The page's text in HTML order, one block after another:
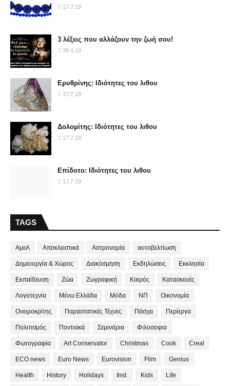
17.7.19
3 λέξεις που αλλάζουν την ζωή σου!
30.4.19
Ερυθρίνης: Ιδιότητες του λιθου
17.7.19
Δολομίτης: Ιδιότητες του λιθου
17.7.19
Επίδοτο: Ιδιότητες του λιθου
17.7.19
TAGS
ΑμεΑ Αποκλειστικά Αστρονομία αυτοβελτίωση
Δημιουργία & Χώρος Διακόσμηση Εκδηλώσεις Εκκλησία
Εκπαίδευση Ζώα Ζωγραφική Καιρός Κατασκευές
Λογοτεχνία Μένω Ελλάδα Μόδα ΝΠ Οικονομία
Ονειροκρίτης Παραστατικές Τέχνες Πάσχα Περίεργα
Πολιτισμός Ποντιακά Σεμινάρια Φιλοσοφια
Φωτογραφία Art Conservator Christmas Cook Creal
ECO news Euro News Eurovision Film Genius
Health History Holidays Inst. Kids Life